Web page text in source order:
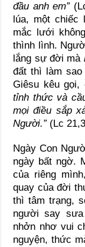
đầu anh em”
lúa, một
mắc lưới
thình lình.
lắng sự đời mà
đất thì làm
Giêsu kêu gọi,
tỉnh thức và
mọi điều sắp
Người.”(Lc
Ngày Con
ngày bất ngờ.
của riêng
quay của đời
thì tâm trạng,
người say
nhởn nhơ vui
nguyện, thức